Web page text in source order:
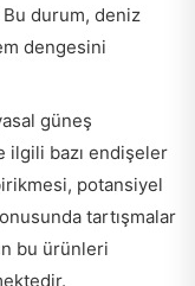
durum, deniz
dengesini
güneş
ilgili bazı endişeler
potansiyel
tartışmalar
bu ürünleri